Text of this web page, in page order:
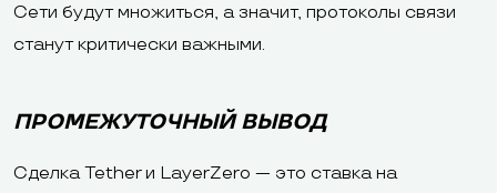
Сети будут множиться, а значит, протоколы связи
станут критически важными.
ПРОМЕЖУТОЧНЫЙ ВЫВОД
Сделка Tether и LayerZero — это ставка на